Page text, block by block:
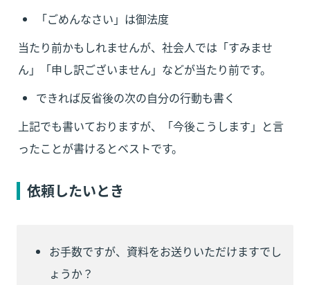
「ごめんなさい」は御法度
当たり前かもしれませんが、社会人では「すみませ
ん」「申し訳ございません」などが当たり前です。
できれば反省後の次の自分の行動も書く
上記でも書いておりますが、「今後こうします」と言
ったことが書けるとベストです。
依頼したいとき
お手数ですが、資料をお送りいただけますでし
ょうか？